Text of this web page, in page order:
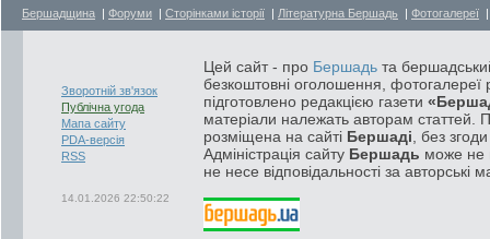
Бершадщина | Форуми | Сторінками історії | Літературна Бершадь | Фотогалереї
Зворотній зв'язок
Публічна угода
Мапа сайту
PDA-версія
RSS
14.01.2026 22:50:22
Цей сайт - про Бершадь та
безкоштовні оголошення, фотогалереї
підготовлено редакцією газети
матеріали належать авторам статтей.
розміщена на сайті Бершаді , без
Адміністрація сайту Бершадь може не
не несе відповідальності за авторські